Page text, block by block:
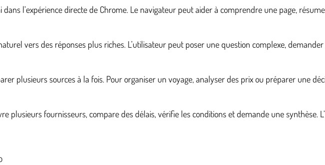
l’expérience directe de Chrome. Le navigateur peut aider à comprendre une page,
vers des réponses plus riches. L’utilisateur peut poser une question complexe,
plusieurs sources à la fois. Pour organiser un voyage, analyser des prix ou préparer une
plusieurs fournisseurs, compare des délais, vérifie les conditions et demande une synthèse.